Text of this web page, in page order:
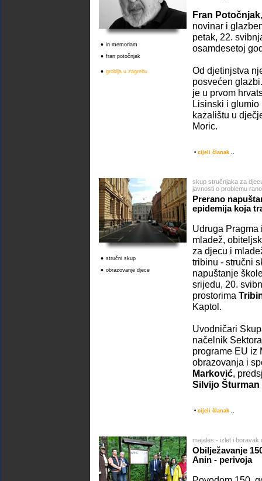
• in memoriam
• fran potočnjak
• groblja u zagrebu
Fran Potočnjak
novinar i
petak, 22.
osamdesetoj
Od djetinjstva
posvećen
je u prvom
Lisinski i glumio
kazalištu u
Moric.
• cijeli članak ..
• stručni skup
• obrazovanje djece
skup stručnjaka za
javnosti o problemu
Prerano
epidemija koja
Udruga Pragma
mladež,
za djecu i
tribinu - stručni
napuštanje
srijedu, 20.
prostorima
Kaptol.
Uvodničari
načelnik
programe EU iz
obrazovanja i
Marković,
Silvijo Šturman
• cijeli članak ..
majales - izlet i boravak
Obilježavanje
Anin - perivoja